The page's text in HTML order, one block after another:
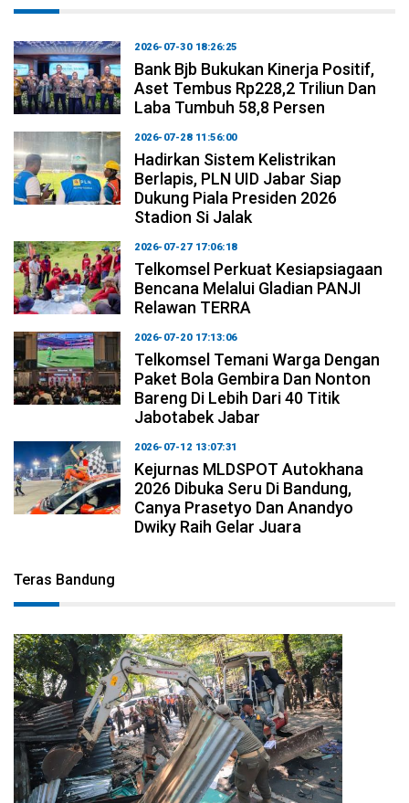
2026-07-30 18:26:25
Bank Bjb Bukukan Kinerja Positif,
Aset Tembus Rp228,2 Triliun Dan
Laba Tumbuh 58,8 Persen
2026-07-28 11:56:00
Hadirkan Sistem Kelistrikan
Berlapis, PLN UID Jabar Siap
Dukung Piala Presiden 2026
Stadion Si Jalak
2026-07-27 17:06:18
Telkomsel Perkuat Kesiapsiagaan
Bencana Melalui Gladian PANJI
Relawan TERRA
2026-07-20 17:13:06
Telkomsel Temani Warga Dengan
Paket Bola Gembira Dan Nonton
Bareng Di Lebih Dari 40 Titik
Jabotabek Jabar
2026-07-12 13:07:31
Kejurnas MLDSPOT Autokhana
2026 Dibuka Seru Di Bandung,
Canya Prasetyo Dan Anandyo
Dwiky Raih Gelar Juara
Teras Bandung